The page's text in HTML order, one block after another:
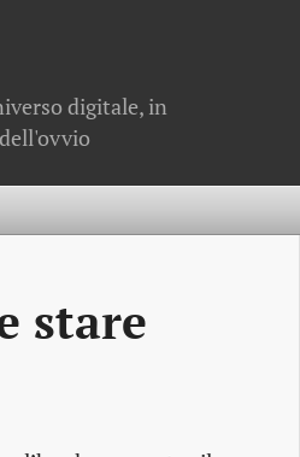
digitale, in
stare